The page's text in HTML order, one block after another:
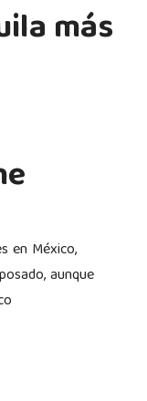
más
en México,
aunque